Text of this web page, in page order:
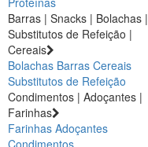
Barras | Snacks | Bolachas |
Substitutos de Refeição |
Cereais
Bolachas Barras Cereais
Substitutos de Refeição
Condimentos | Adoçantes |
Farinhas
Farinhas Adoçantes
Condimentos